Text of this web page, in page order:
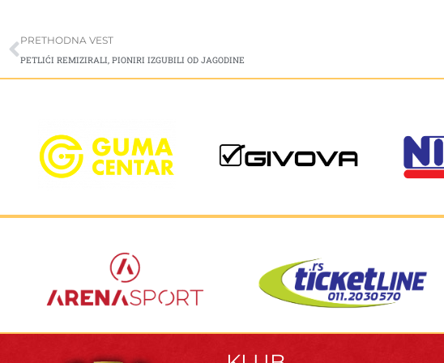
Prev
PRETHODNA VEST
PETLIĆI REMIZIRALI, PIONIRI IZGUBILI OD JAGODINE